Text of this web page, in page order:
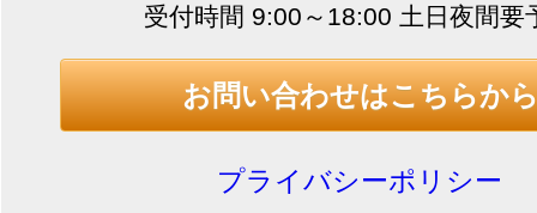
受付時間 9:00～18:00 土日夜間要
お問い合わせはこちらか
プライバシーポリシー